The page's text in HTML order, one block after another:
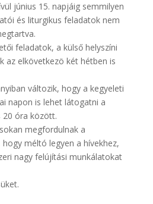
június 15. napjáig semmilyen
és liturgikus feladatok nem
feladatok, a külső helyszíni
az elkövetkezö két hétben is
változik, hogy a kegyeleti
napon is lehet látogatni a
20 óra között.
megfordulnak a
méltó legyen a hívekhez,
nagy felújítási munkálatokat